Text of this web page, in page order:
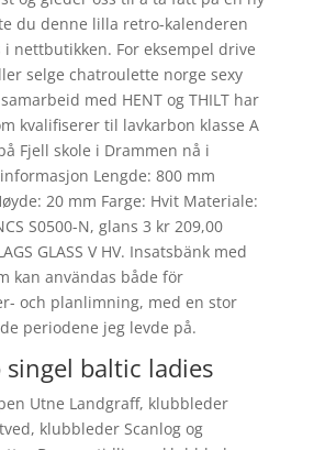
du denne lilla retro-kalenderen
nettbutikken. For eksempel drive
selge chatroulette norge sexy
med HENT og THILT har
kvalifiserer til lavkarbon klasse A
Fjell skole i Drammen nå i
Lengde: 800 mm
20 mm Farge: Hvit Materiale:
S0500-N, glans 3 kr 209,00
GLASS V HV. Insatsbänk med
kan användas både för
och planlimning, med en stor
periodene jeg levde på.
singel baltic ladies
Utne Landgraff, klubbleder
klubbleder Scanlog og